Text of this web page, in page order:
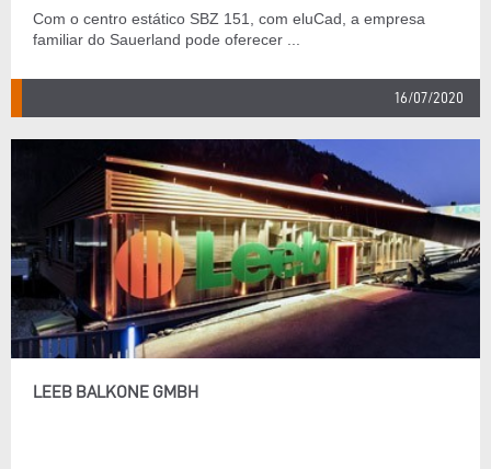
Com o centro estático SBZ 151, com eluCad, a empresa
familiar do Sauerland pode oferecer ...
16/07/2020
LEEB BALKONE GMBH